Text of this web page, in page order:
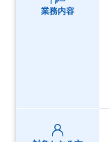
業務内容